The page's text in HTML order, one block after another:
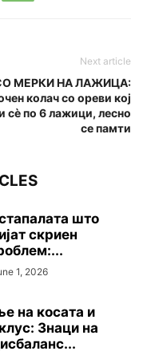
Next article
МЕРКИ НА ЛАЖИЦА:
колач со ореви кој
сè по 6 лажици, лесно
се памти
што
скриен
1, 2026
на косата и
Знаци на